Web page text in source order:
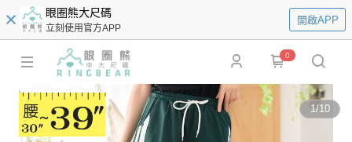
眼圈熊大尺碼
立刻使用官方APP
開啟APP
0
1/10